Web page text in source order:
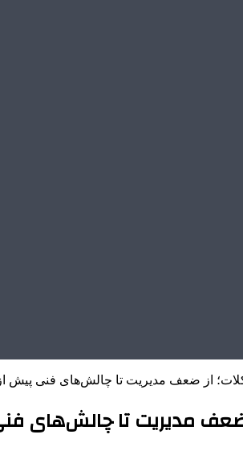
از ضعف مدیریت تا چالش‌های فنی پیش
مدیریت تا چالش‌های